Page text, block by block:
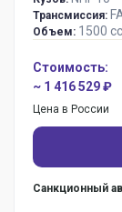
Трансмиссия:
Объем: 1500 сс
Стоимость:
~ 1 416 529 ₽
Цена в России
Санкционный